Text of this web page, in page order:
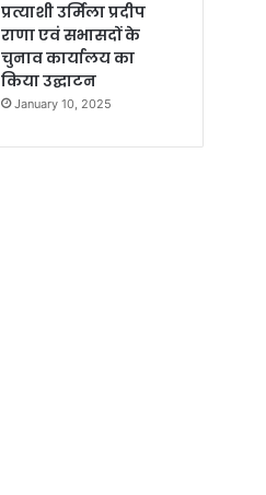
प्रत्याशी उर्मिला प्रदीप
राणा एवं सभासदों के
चुनाव कार्यालय का
किया उद्घाटन
January 10, 2025